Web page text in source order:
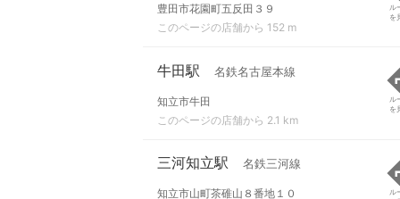
豊田市花園町五反田３９
このページの店舗から 152 m
ル
を
牛田駅 名鉄名古屋本線
知立市牛田
このページの店舗から 2.1 km
ル
を
三河知立駅 名鉄三河線
知立市山町茶碓山８番地１０
ル